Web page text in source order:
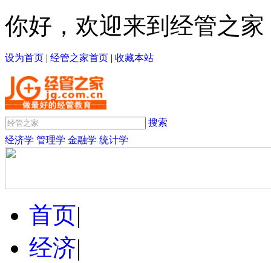
你好，欢迎来到经管之家
设为首页 | 经管之家首页 | 收藏本站
搜索
经济学 管理学 金融学 统计学
首页|
经济|